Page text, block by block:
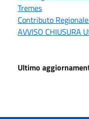
Tremes
Contributo
AVVISO CHIUSURA
Ultimo